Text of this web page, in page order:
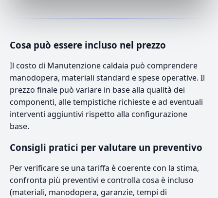
Cosa può essere incluso nel prezzo
Il costo di Manutenzione caldaia può comprendere
manodopera, materiali standard e spese operative. Il
prezzo finale può variare in base alla qualità dei
componenti, alle tempistiche richieste e ad eventuali
interventi aggiuntivi rispetto alla configurazione
base.
Consigli pratici per valutare un preventivo
Per verificare se una tariffa è coerente con la stima,
confronta più preventivi e controlla cosa è incluso
(materiali, manodopera, garanzie, tempi di